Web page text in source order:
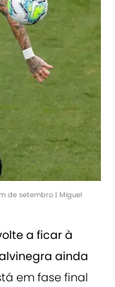
de setembro | Miguel
a ficar à
ainda
em fase final